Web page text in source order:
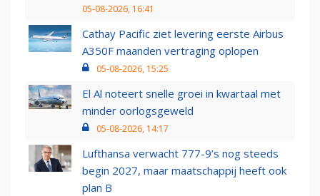
05-08-2026, 16:41
Cathay Pacific ziet levering eerste Airbus
A350F maanden vertraging oplopen
05-08-2026, 15:25
El Al noteert snelle groei in kwartaal met
minder oorlogsgeweld
05-08-2026, 14:17
Lufthansa verwacht 777-9’s nog steeds
begin 2027, maar maatschappij heeft ook
plan B